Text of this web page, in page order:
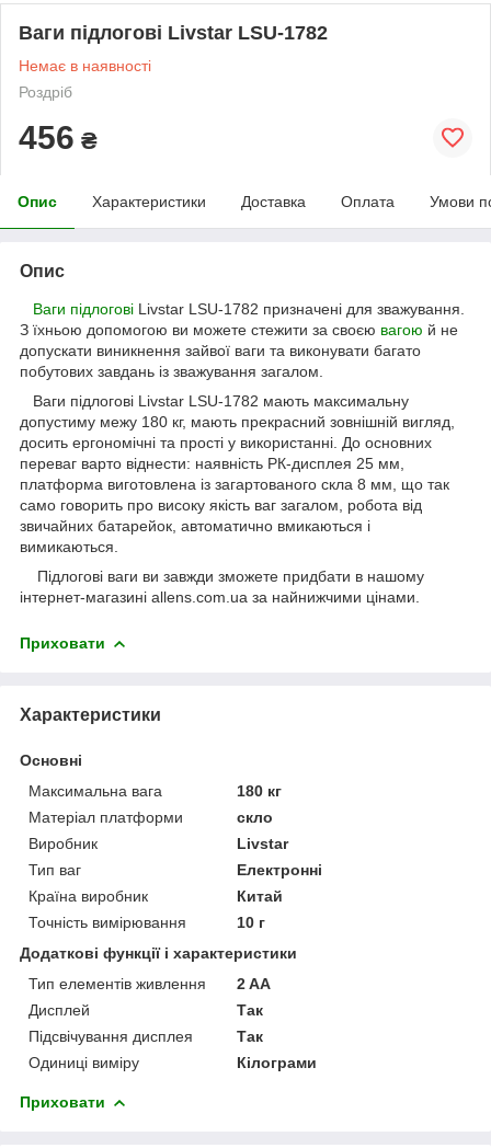
Ваги підлогові Livstar LSU-1782
Немає в наявності
Роздріб
456 ₴
Опис Характеристики Доставка Оплата Умови
Опис
Ваги підлогові Livstar LSU-1782 призначені для зважування.
З їхньою допомогою ви можете стежити за своєю вагою й не
допускати виникнення зайвої ваги та виконувати багато
побутових завдань із зважування загалом.
Ваги підлогові Livstar LSU-1782 мають максимальну
допустиму межу 180 кг, мають прекрасний зовнішній вигляд,
досить ергономічні та прості у використанні. До основних
переваг варто віднести: наявність РК-дисплея 25 мм,
платформа виготовлена із загартованого скла 8 мм, що так
само говорить про високу якість ваг загалом, робота від
звичайних батарейок, автоматично вмикаються і
вимикаються.
Підлогові ваги ви завжди зможете придбати в нашому
інтернет-магазині allens.com.ua за найнижчими цінами.
Приховати
Характеристики
Основні
Максимальна вага
180 кг
Матеріал платформи
скло
Виробник
Livstar
Тип ваг
Електронні
Країна виробник
Китай
Точність вимірювання
10 г
Додаткові функції і характеристики
Тип елементів живлення
2 AA
Дисплей
Так
Підсвічування дисплея
Так
Одиниці виміру
Кілограми
Приховати